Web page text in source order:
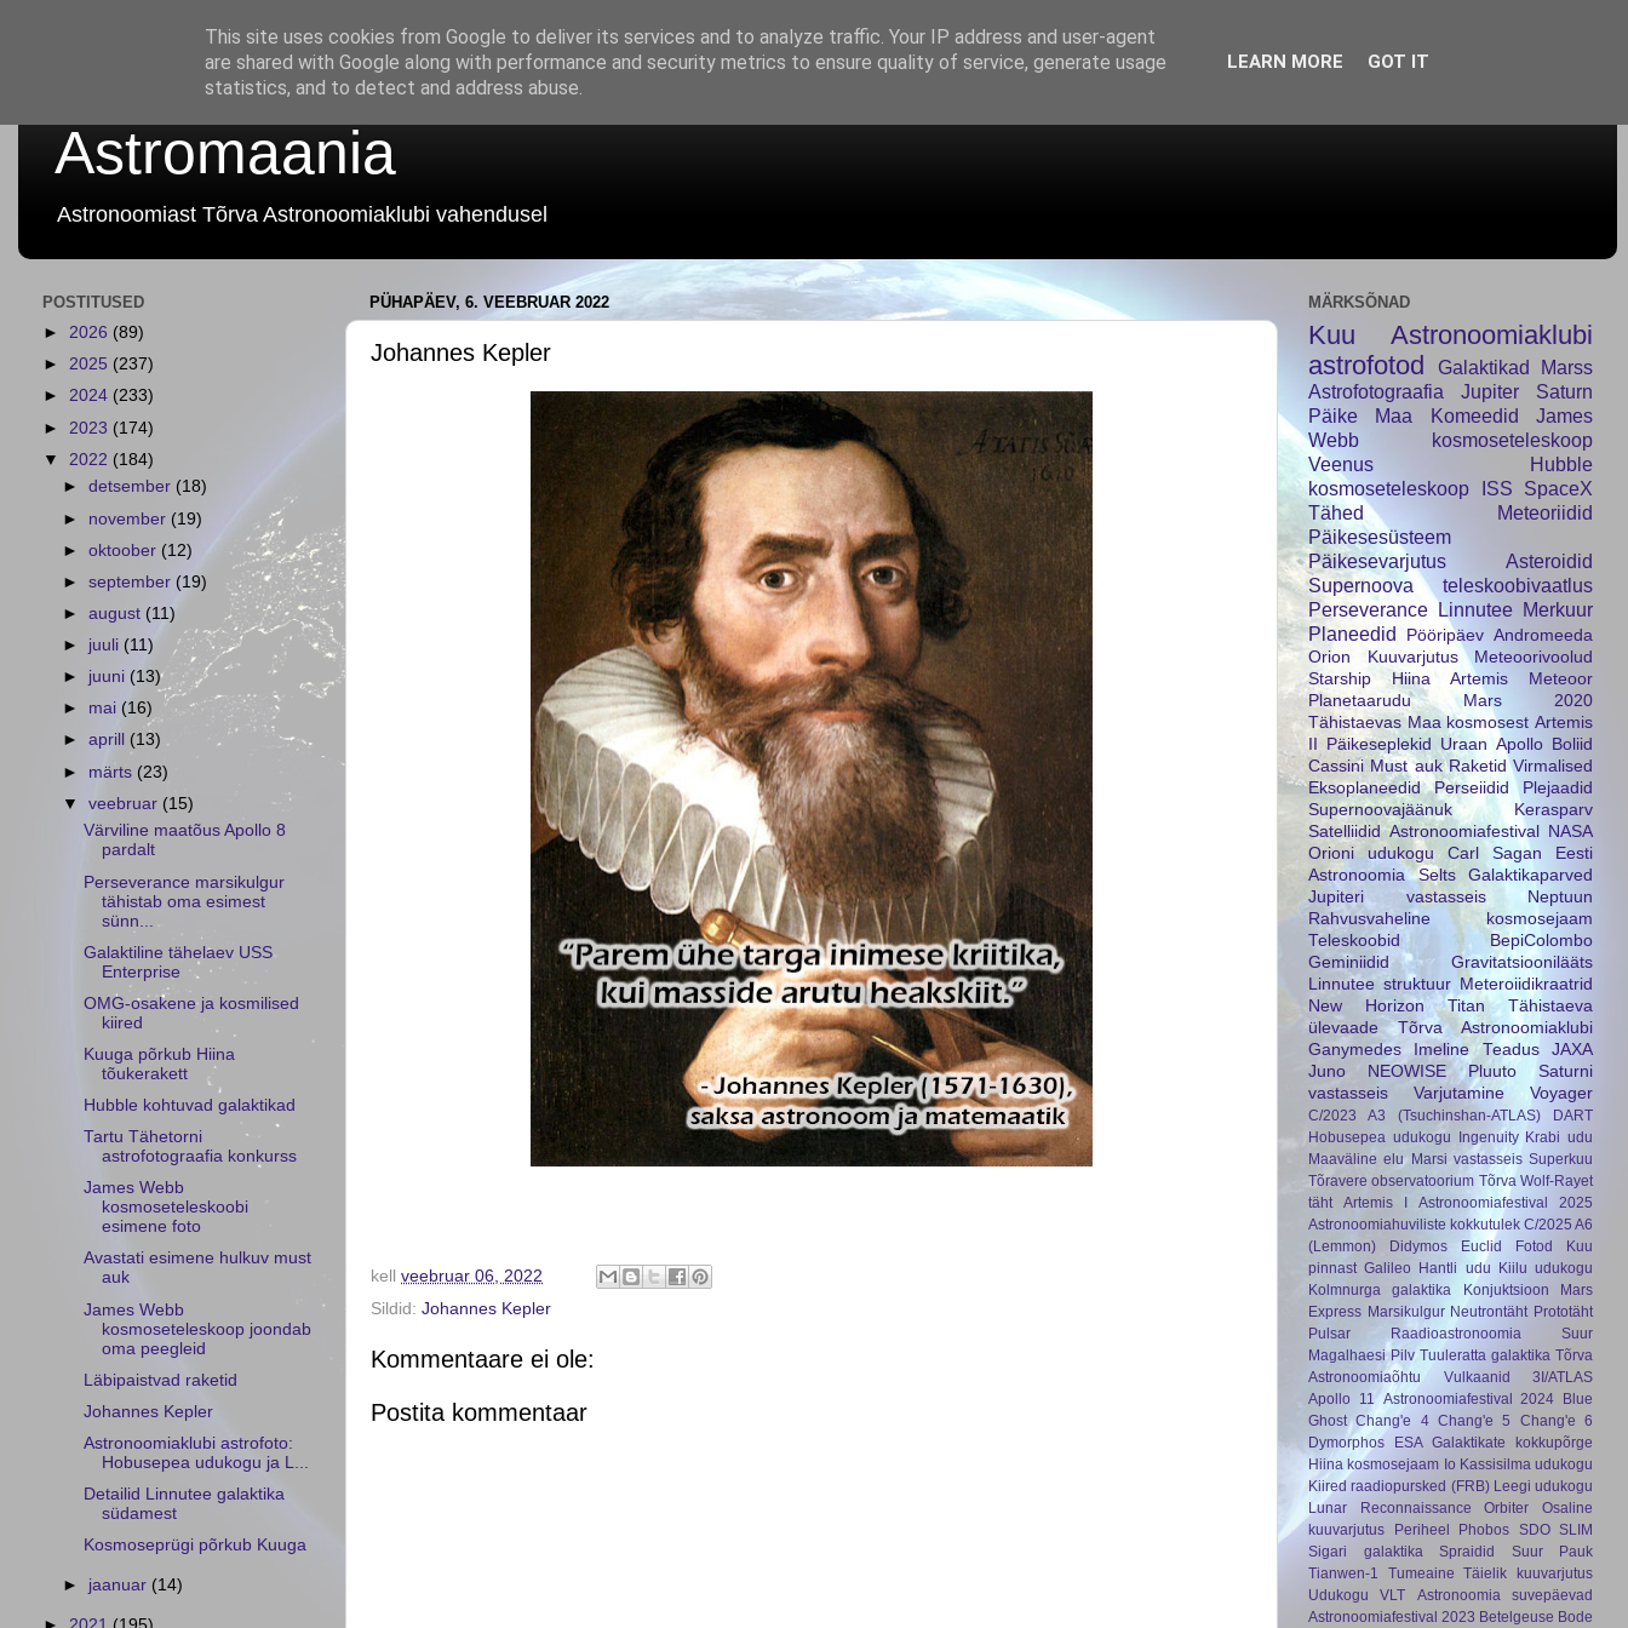
Astromaania
Astronoomiast Tõrva Astronoomiaklubi vahendusel
PÜHAPÄEV, 6. VEEBRUAR 2022
Johannes Kepler
kell veebruar 06, 2022
Sildid: Johannes Kepler
Kommentaare ei ole:
Postita kommentaar
POSTITUSED
► 2026 (89)
► 2025 (237)
► 2024 (233)
► 2023 (174)
▼ 2022 (184)
►detsember (18)
► november (19)
►oktoober (12)
►september (19)
►august (11)
► juuli (11)
► juuni (13)
► mai (16)
►aprill (13)
► märts (23)
▼veebruar (15)
Värviline maatõus Apollo 8
pardalt
Perseverance marsikulgur
tähistab oma esimest
sünn...
Galaktiline tähelaev USS
Enterprise
OMG-osakene ja kosmilised
kiired
Kuuga põrkub Hiina
tõukerakett
Hubble kohtuvad galaktikad
Tartu Tähetorni
astrofotograafia konkurss
James Webb
kosmoseteleskoobi
esimene foto
Avastati esimene hulkuv must
auk
James Webb
kosmoseteleskoop joondab
oma peegleid
Läbipaistvad raketid
Johannes Kepler
Astronoomiaklubi astrofoto:
Hobusepea udukogu ja L...
Detailid Linnutee galaktika
südamest
Kosmoseprügi põrkub Kuuga
► jaanuar (14)
MÄRKSÕNAD
Kuu
Astronoomiaklubi
astrofotod
Galaktikad
Marss
Astrofotograafia
Jupiter
Saturn
Päike
Maa Komeedid
James
Webb kosmoseteleskoop
Veenus
Hubble
kosmoseteleskoop
ISS
SpaceX
Tähed
Meteoriidid
Päikesesüsteem
Päikesevarjutus
Asteroidid
Supernoova
teleskoobivaatlus
Perseverance Linnutee Merkuur
Planeedid
Pööripäev Andromeeda
Orion
Kuuvarjutus
Meteoorivoolud
Starship
Hiina Artemis
Meteoor
Planetaarudu
Mars 2020
Tähistaevas Maa kosmosest Artemis
Päikeseplekid Uraan Apollo Boliid
Cassini Must auk Raketid Virmalised
Eksoplaneedid
Perseiidid
Plejaadid
Supernoovajäänuk
Kerasparv
Satelliidid Astronoomiafestival
NASA
Orioni udukogu
Carl Sagan
Eesti
Astronoomia Selts
Galaktikaparved
Jupiteri vastasseis
Neptuun
Rahvusvaheline kosmosejaam
Teleskoobid
BepiColombo
Geminiidid
Gravitatsioonilääts
Linnutee struktuur Meteroiidikraatrid
New Horizon
Titan
Tähistaeva
ülevaade
Tõrva Astronoomiaklubi
Ganymedes
Imeline Teadus
JAXA
Juno
NEOWISE Pluuto
Saturni
vastasseis
Varjutamine Voyager
C/2023 A3 (Tsuchinshan-ATLAS)
DART
Hobusepea udukogu Ingenuity Krabi udu
Maaväline elu Marsi vastasseis Superkuu
Tõravere observatoorium Tõrva Wolf-Rayet
täht
Artemis I
Astronoomiafestival 2025
Astronoomiahuviliste kokkutulek C/2025 A6
(Lemmon)
Didymos Euclid
Fotod Kuu
pinnast Galileo Hantli udu Kiilu udukogu
Kolmnurga galaktika
Konjuktsioon
Mars
Express Marsikulgur Neutrontäht Prototäht
Pulsar
Raadioastronoomia
Suur
Magalhaesi Pilv Tuuleratta galaktika Tõrva
Astronoomiaõhtu
Vulkaanid
3I/ATLAS
Apollo 11
Astronoomiafestival 2024 Blue
Ghost Chang'e 4 Chang'e 5
Chang'e 6
Dymorphos
ESA Galaktikate kokkupõrge
Hiina kosmosejaam Io Kassisilma udukogu
Kiired raadiopursked (FRB) Leegi udukogu
Lunar Reconnaissance Orbiter
Osaline
kuuvarjutus
Periheel Phobos SDO SLIM
Sigari galaktika
Spraidid
Suur Pauk
Tianwen-1
Tumeaine Täielik kuuvarjutus
Udukogu
VLT
Astronoomia suvepäevad
Astronoomiafestival 2023 Betelgeuse Bode
This site uses cookies from Google to deliver its services and to analyze traffic. Your IP address and user-agent
are shared with Google along with performance and security metrics to ensure quality of service, generate usage
statistics, and to detect and address abuse.
LEARN MORE GOT IT